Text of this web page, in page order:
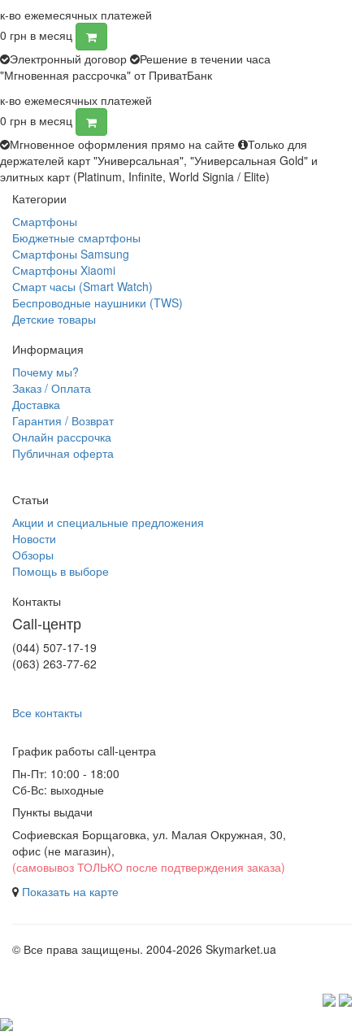
к-во ежемесячных платежей
0 грн в месяц
Электронный договор
Решение в течении часа
"Мгновенная рассрочка" от ПриватБанк
к-во ежемесячных платежей
0 грн в месяц
Мгновенное оформления прямо на сайте
Только для
держателей карт "Универсальная", "Универсальная Gold" и
элитных карт (Platinum, Infinite, World Signia / Elite)
Категории
Смартфоны
Бюджетные смартфоны
Смартфоны Samsung
Смартфоны Xiaomi
Смарт часы (Smart Watch)
Беспроводные наушники (TWS)
Детские товары
Информация
Почему мы?
Заказ / Оплата
Доставка
Гарантия / Возврат
Онлайн рассрочка
Публичная оферта
Статьи
Акции и специальные предложения
Новости
Обзоры
Помощь в выборе
Контакты
Call-центр
(044) 507-17-19
(063) 263-77-62
Все контакты
График работы сall-центра
Пн-Пт: 10:00 - 18:00
Сб-Вс: выходные
Пункты выдачи
Софиевская Борщаговка, ул. Малая Окружная, 30,
офис (не магазин),
(самовывоз ТОЛЬКО после подтверждения заказа)
Показать на карте
© Все права защищены. 2004-2026 Skymarket.ua